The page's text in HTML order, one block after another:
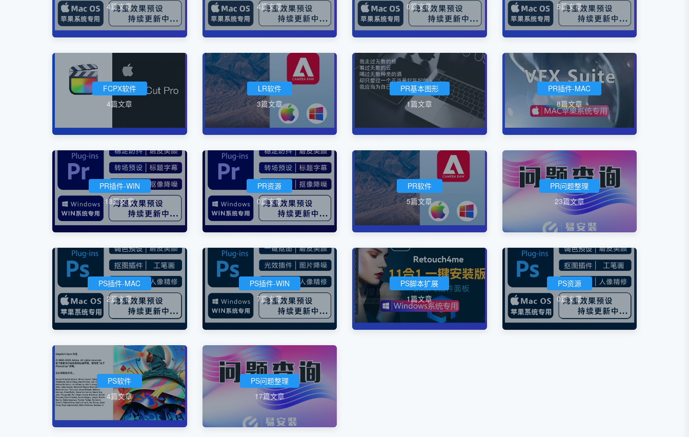
4篇文章
4篇文章
0篇文章
5篇文章
FCPX软件
4篇文章
LR软件
3篇文章
PR基本图形
1篇文章
PR插件-MAC
8篇文章
PR插件-WIN
18篇文章
PR资源
0篇文章
PR软件
5篇文章
PR问题整理
23篇文章
PS插件-MAC
2篇文章
PS插件-WIN
7篇文章
PS脚本扩展
1篇文章
PS资源
0篇文章
PS软件
4篇文章
PS问题整理
17篇文章